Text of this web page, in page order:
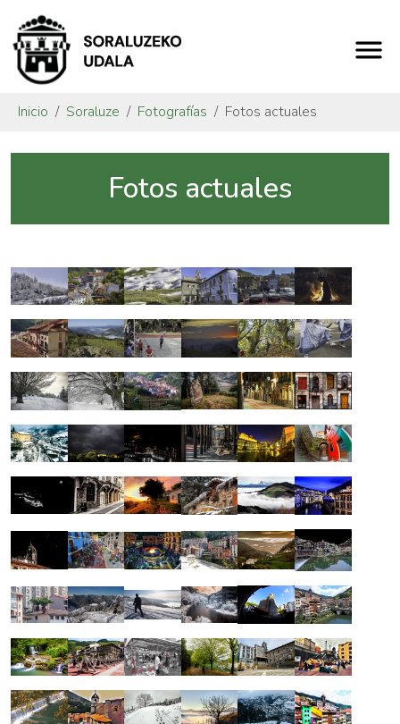
Inicio Soraluze Fotografías Fotos actuales
Fotos actuales